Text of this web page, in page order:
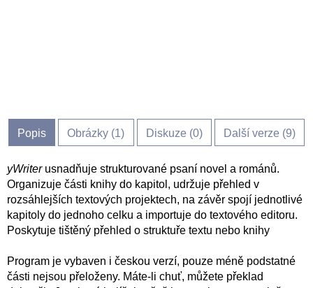
Popis Obrázky (1) Diskuze (0) Další verze (9)
yWriterusnadňuje strukturované psaní novel a románů.
Organizuje části knihy do kapitol, udržuje přehled v
rozsáhlejších textových projektech, na závěr spojí jednotlivé
kapitoly do jednoho celku a importuje do textového editoru.
Poskytuje tištěný přehled o struktuře textu nebo knihy
Program je vybaven i českou verzí, pouze méně podstatné
části nejsou přeloženy. Máte-li chuť, můžete překlad